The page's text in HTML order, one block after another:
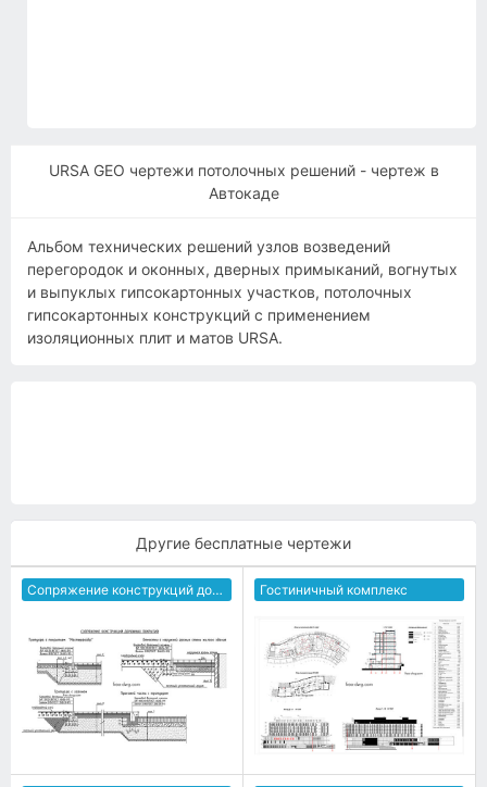
URSA GEO чертежи потолочных решений - чертеж в
Автокаде
Альбом технических решений узлов возведений
перегородок и оконных, дверных примыканий, вогнутых
и выпуклых гипсокартонных участков, потолочных
гипсокартонных конструкций с применением
изоляционных плит и матов URSA.
Другие бесплатные чертежи
Сопряжение конструкций дорожных покрытий Гостиничный комплекс